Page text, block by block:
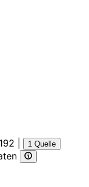
1 Quelle